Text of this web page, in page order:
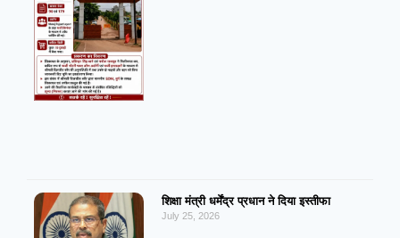
शिक्षा मंत्री धर्मेंद्र प्रधान ने दिया इस्तीफा
July 25, 2026